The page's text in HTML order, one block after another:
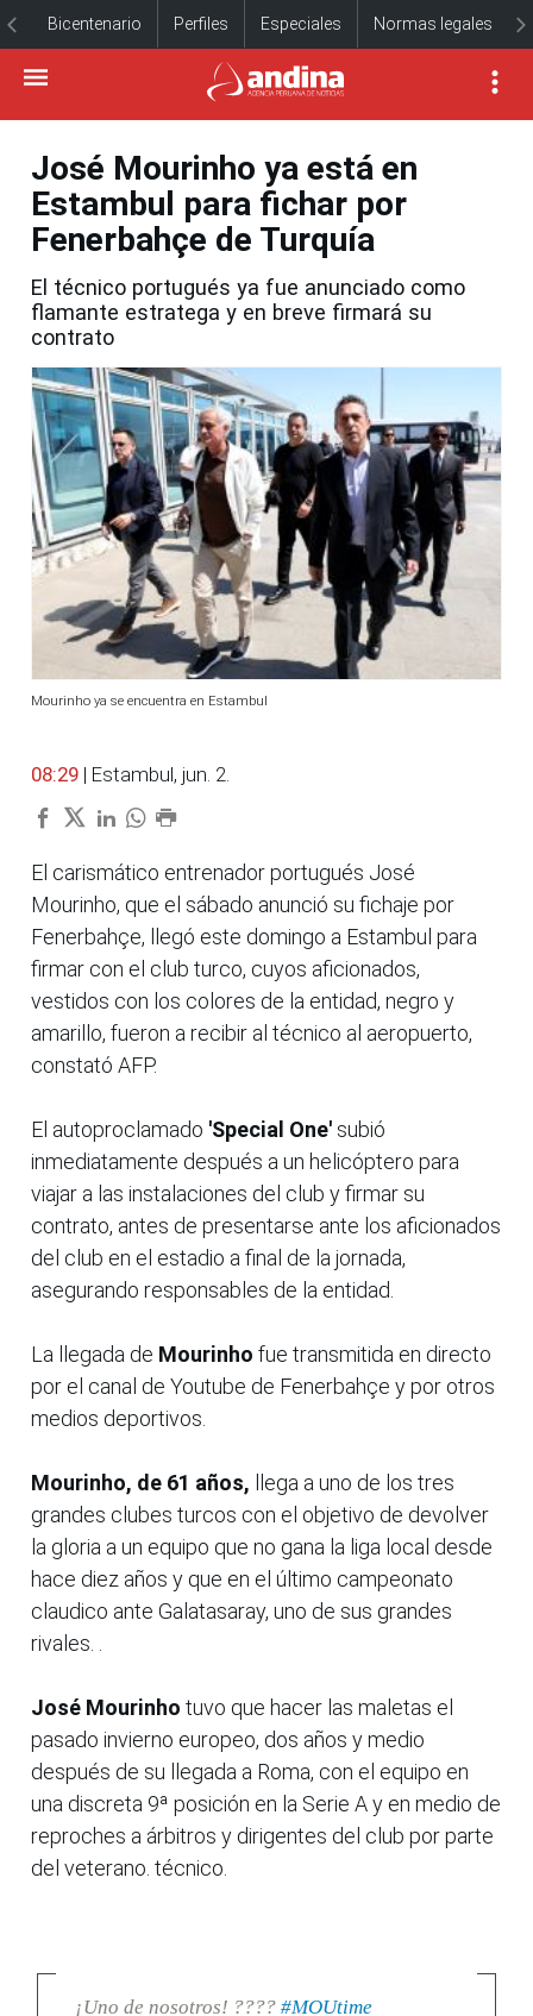
Bicentenario Perfiles Especiales Normas legales
José Mourinho ya está en
Estambul para fichar por
Fenerbahçe de Turquía
El técnico portugués ya fue anunciado como
flamante estratega y en breve firmará su
contrato
Mourinho ya se encuentra en Estambul
08:29 | Estambul, jun. 2.
El carismático entrenador portugués José
Mourinho, que el sábado anunció su fichaje por
Fenerbahçe, llegó este domingo a Estambul para
firmar con el club turco, cuyos aficionados,
vestidos con los colores de la entidad, negro y
amarillo, fueron a recibir al técnico al aeropuerto,
constató AFP.
El autoproclamado 'Special One' subió
inmediatamente después a un helicóptero para
viajar a las instalaciones del club y firmar su
contrato, antes de presentarse ante los aficionados
del club en el estadio a final de la jornada,
asegurando responsables de la entidad.
La llegada de Mourinho fue transmitida en directo
por el canal de Youtube de Fenerbahçe y por otros
medios deportivos.
Mourinho, de 61 años, llega a uno de los tres
grandes clubes turcos con el objetivo de devolver
la gloria a un equipo que no gana la liga local desde
hace diez años y que en el último campeonato
claudico ante Galatasaray, uno de sus grandes
rivales. .
José Mourinho tuvo que hacer las maletas el
pasado invierno europeo, dos años y medio
después de su llegada a Roma, con el equipo en
una discreta 9ª posición en la Serie A y en medio de
reproches a árbitros y dirigentes del club por parte
del veterano. técnico.
¡Uno de nosotros! ???? #MOUtime